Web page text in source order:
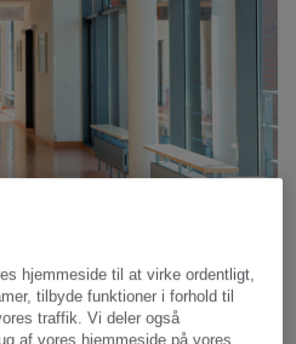
hjemmeside til at virke ordentligt,
tilbyde funktioner i forhold til
traffik. Vi deler også
af vores hjemmeside på vores